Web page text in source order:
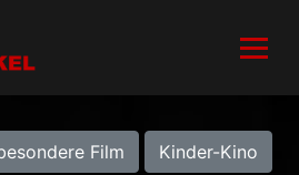
Film Kinder-Kino